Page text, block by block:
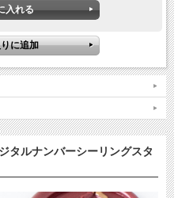
タルナンバーシーリングスタ